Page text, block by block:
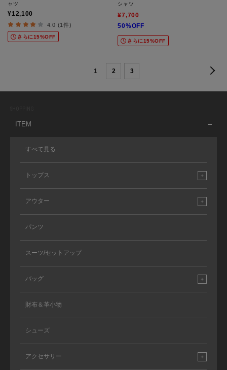
ャツ
¥12,100
4.0 (1件)
さらに15%OFF
シャツ
¥7,700
50%OFF
さらに15%OFF
1 2 3
ITEM
すべて見る
トップス
アウター
パンツ
スーツ/セットアップ
バッグ
財布＆革小物
シューズ
アクセサリー